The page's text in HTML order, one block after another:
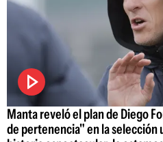
Manta reveló el plan de Diego
de pertenencia" en la selección